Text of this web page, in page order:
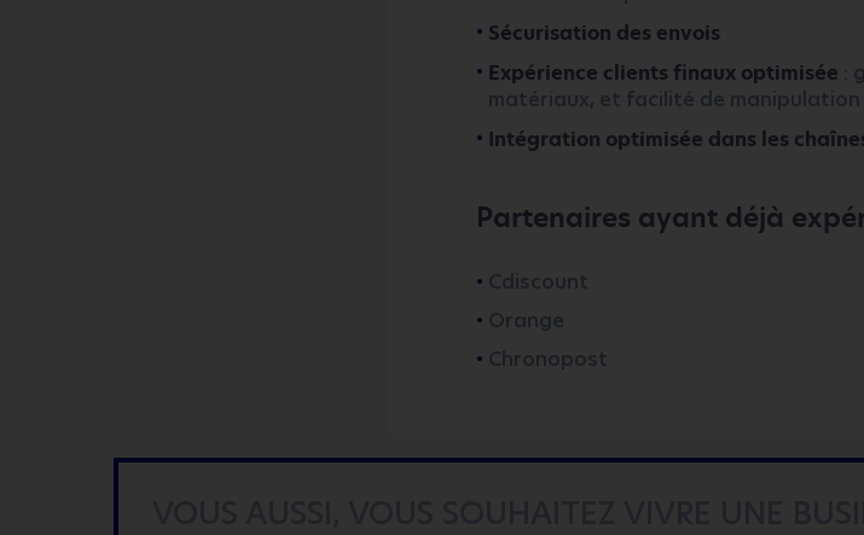
Sécurisation des envois
Expérience clients finaux optimisée
matériaux, et facilité de manipulation
Intégration optimisée dans les
Partenaires ayant déjà
Cdiscount
Orange
Chronopost